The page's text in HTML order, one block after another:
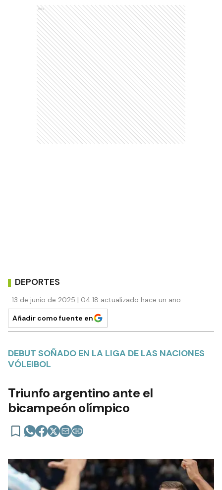
Ads
DEPORTES
13 de junio de 2025 | 04:18 actualizado hace un año
Añadir como fuente en
DEBUT SOÑADO EN LA LIGA DE LAS NACIONES
VÓLEIBOL
Triunfo argentino ante el
bicampeón olímpico